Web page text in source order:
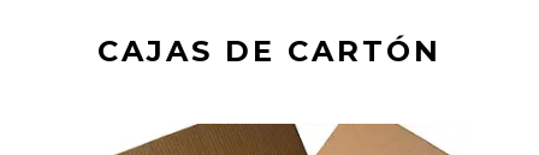
CAJAS DE CARTÓN